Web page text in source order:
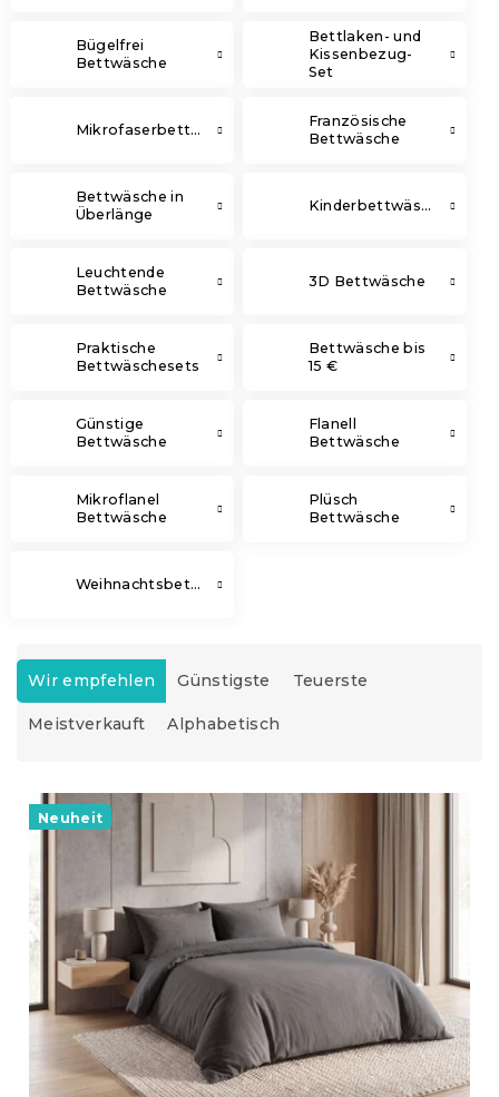
Bügelfrei
Bettwäsche
Bettlaken- und
Kissenbezug-
Set
Mikrofaserbettwäsche
Französische
Bettwäsche
Bettwäsche in
Überlänge
Kinderbettwäsche
Leuchtende
Bettwäsche
3D Bettwäsche
Praktische
Bettwäschesets
Bettwäsche bis
15 €
Günstige
Bettwäsche
Flanell
Bettwäsche
Mikroflanel
Bettwäsche
Plüsch
Bettwäsche
Weihnachtsbettwäsche
P
o
d
e
u
n
Wir empfehlen Günstigste Teuerste
Meistverkauft Alphabetisch
d
e
Neuheit